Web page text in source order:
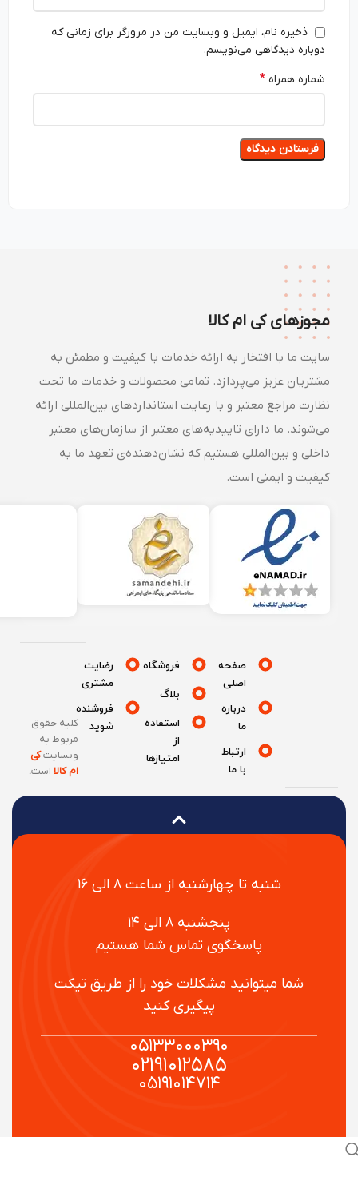
ذخیره نام، ایمیل و وبسایت من در مرورگر برای زمانی که
دوباره دیدگاهی می‌نویسم.
شماره همراه*
مجوزهای کی ام کالا
سایت ما با افتخار به ارائه خدمات با کیفیت و مطمئن به
مشتریان عزیز می‌پردازد. تمامی محصولات و خدمات ما تحت
نظارت مراجع معتبر و با رعایت استانداردهای بین‌المللی ارائه
می‌شوند. ما دارای تاییدیه‌های معتبر از سازمان‌های معتبر
داخلی و بین‌المللی هستیم که نشان‌دهنده‌ی تعهد ما به
کیفیت و ایمنی است.
شنبه تا چهارشنبه از ساعت ۸ الی ۱۶
پنجشنبه ۸ الی ۱۴
پاسخگوی تماس شما هستیم
شما میتوانید مشکلات خود را از طریق تیکت
پیگیری کنید
۰۵۱۳۳۰۰۰۳۹۰
۰۲۱۹۱۰۱۲۵۸۵
۰۵۱۹۱۰۱۴۷۱۴
صفحه
درباره
ارتباط
فروشگاه
بلاگ
استفاده
امتیازها
رضایت
مشتری
فروشنده
شوید
کلیه حقوق
مربوط به
وبسایتکی
ام کالااست.